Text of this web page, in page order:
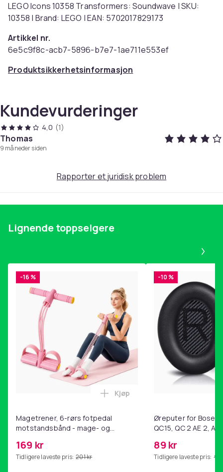
LEGO Icons 10358 Transformers: Soundwave | SKU:
10358 | Brand: LEGO | EAN: 5702017829173
Artikkel nr.
6e5c9f8c-acb7-5896-b7e7-1ae711e553ef
Produktsikkerhetsinformasjon
Kundevurderinger
4,0 (1)
Thomas
9 måneder siden
Rapporter et juridisk problem
Lignende toppselgere
-16 %
Magetrener, 6-rørs fotpedal
motstandsbånd - mage- og
hjemmegymnastikk Pink
169 kr
Tidligere laveste pris: 201 kr
Legg Magetrener, 6-rørs
Kjøp
-10 %
Øreputer for Bose
QC15, QC 2 AE 2, AE
89 kr
Tidligere laveste pris: 99